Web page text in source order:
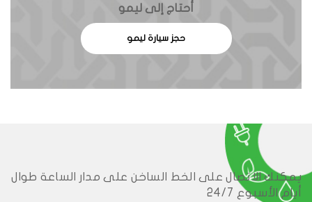
أحتاج إلى ليمو
حجز سيارة ليمو
يمكنك الاتصال على الخط الساخن على مدار الساعة طوال
أيام الأسبوع 24/7